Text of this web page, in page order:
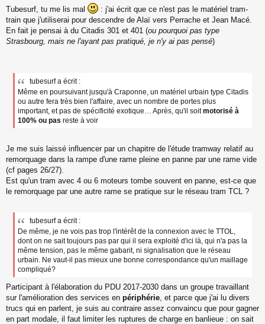
s
a
g
e
n
Tubesurf, tu me lis mal
: j'ai écrit que ce n'est pas le matériel tram-
train que j'utiliserai pour descendre de Alaï vers Perrache et Jean Macé.
En fait je pensai à du Citadis 301 et 401 (ou pourquoi pas type
Strasbourg, mais ne l'ayant pas pratiqué, je n'y ai pas pensé)
tubesurf a écrit :
Même en poursuivant jusqu'à Craponne, un matériel urbain type Citadis
ou autre fera très bien l'affaire, avec un nombre de portes plus
important, et pas de spécificité exotique… Après, qu'il soitmotorisé à
100% ou pas reste à voir
Je me suis laissé influencer par un chapitre de l'étude tramway relatif au
remorquage dans la rampe d'une rame pleine en panne par une rame vide
(cf pages 26/27).
Est qu'un tram avec 4 ou 6 moteurs tombe souvent en panne, est-ce que
le remorquage par une autre rame se pratique sur le réseau tram TCL ?
tubesurf a écrit :
De même, je ne vois pas trop l'intérêt de la connexion avec le TTOL,
dont on ne sait toujours pas par qui il sera exploité d'ici là, qui n'a pas la
même tension, pas le même gabarit, ni signalisation que le réseau
urbain. Ne vaut-il pas mieux une bonne correspondance qu'un maillage
compliqué?
Participant à l'élaboration du PDU 2017-2030 dans un groupe travaillant
sur l'amélioration des services en périphérie , et parce que j'ai lu divers
trucs qui en parlent, je suis au contraire assez convaincu que pour gagner
en part modale, il faut limiter les ruptures de charge en banlieue : on sait